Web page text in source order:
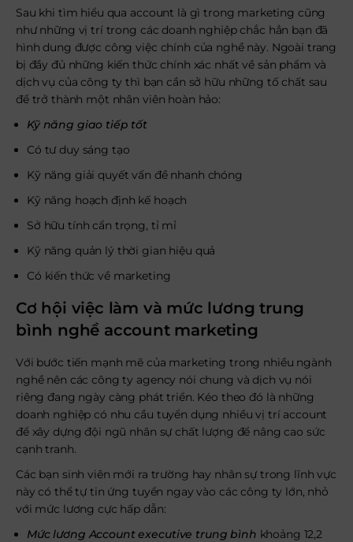
Sau khi tìm hiểu qua account là gì trong marketing cũng
như những vị trí trong các doanh nghiệp chắc hẳn bạn đã
hình dung được công việc chính của nghề này. Ngoài trang
bị đầy đủ những kiến thức chính xác nhất về sản phẩm và
dịch vụ của công ty thì bạn cần sở hữu những tố chất sau
để trở thành một nhân viên hoàn hảo:
Kỹ năng giao tiếp tốt
Có tư duy sáng tạo
Kỹ năng giải quyết vấn đề nhanh chóng
Kỹ năng hoạch định kế hoạch
Sở hữu tính cẩn trọng, tỉ mỉ
Kỹ năng quản lý thời gian hiệu quả
Có kiến thức về marketing
Cơ hội việc làm và mức lương trung
bình nghề account marketing
Với bước tiến mạnh mẽ của marketing trong nhiều ngành
nghề nên các công ty agency nói chung và dịch vụ nói
riêng đang ngày càng phát triển. Kéo theo đó là những
doanh nghiệp có nhu cầu tuyển dụng nhiều vị trí account
để xây dựng đội ngũ nhân sự chất lượng để nâng cao sức
cạnh tranh.
Các bạn sinh viên mới ra trường hay nhân sự trong lĩnh vực
này có thể tự tin ứng tuyển ngay vào các công ty lớn, nhỏ
với mức lương cực hấp dẫn:
Mức lương Account executive trung bình khoảng 12,2